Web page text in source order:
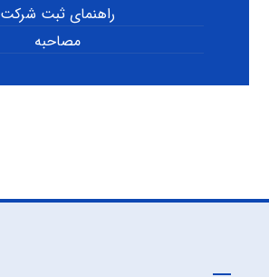
راهنمای ثبت شرکت
مصاحبه